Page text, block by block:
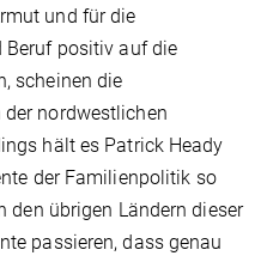
und für die
Beruf positiv auf die
scheinen die
nordwestlichen
hält es Patrick Heady
der Familienpolitik so
den übrigen Ländern dieser
passieren, dass genau